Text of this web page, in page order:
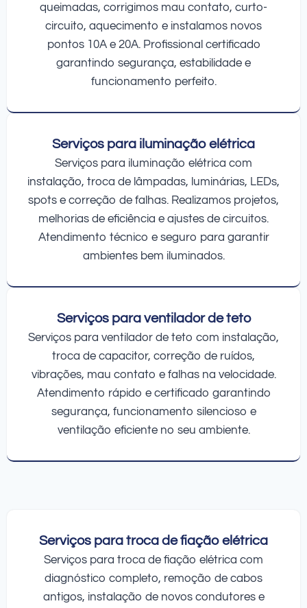
queimadas, corrigimos mau contato, curto-
circuito, aquecimento e instalamos novos
pontos 10A e 20A. Profissional certificado
garantindo segurança, estabilidade e
funcionamento perfeito.
Serviços para iluminação elétrica
Serviços para iluminação elétrica com
instalação, troca de lâmpadas, luminárias, LEDs,
spots e correção de falhas. Realizamos projetos,
melhorias de eficiência e ajustes de circuitos.
Atendimento técnico e seguro para garantir
ambientes bem iluminados.
Serviços para ventilador de teto
Serviços para ventilador de teto com instalação,
troca de capacitor, correção de ruídos,
vibrações, mau contato e falhas na velocidade.
Atendimento rápido e certificado garantindo
segurança, funcionamento silencioso e
ventilação eficiente no seu ambiente.
Serviços para troca de fiação elétrica
Serviços para troca de fiação elétrica com
diagnóstico completo, remoção de cabos
antigos, instalação de novos condutores e